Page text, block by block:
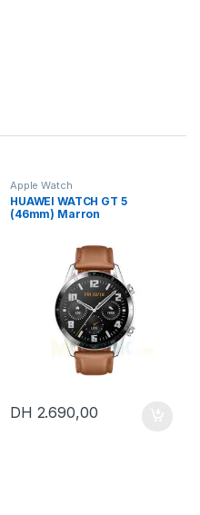
Apple Watch
HUAWEI WATCH GT 5
(46mm) Marron
DH 2.690,00